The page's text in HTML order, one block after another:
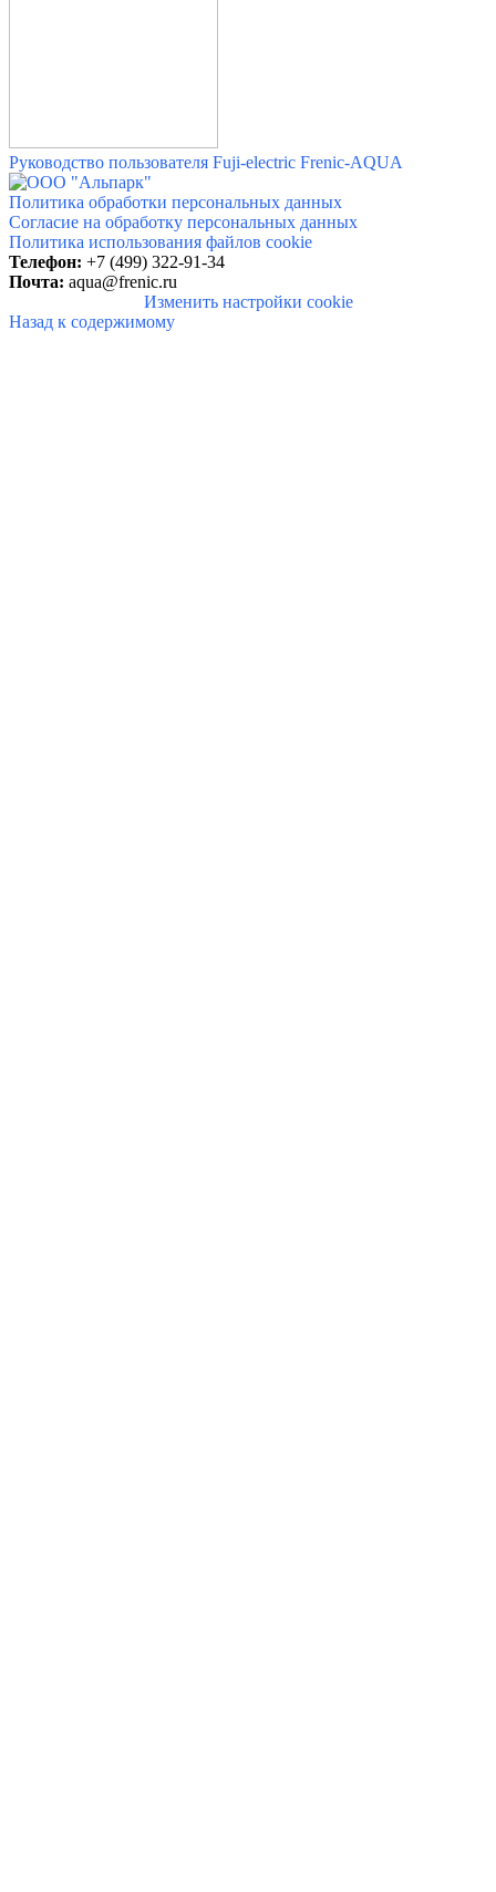
Руководство пользователя Fuji-electric Frenic-AQUA
Политика обработки персональных данных
Согласие на обработку персональных данных
Политика использования файлов cookie
Телефон: +7 (499) 322-91-34
Почта: aqua@frenic.ru
Изменить настройки cookie
Назад к содержимому